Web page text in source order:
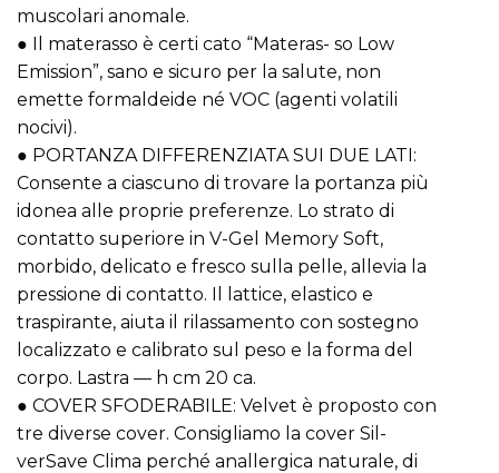
muscolari anomale.
● Il materasso è certi cato “Materas- so Low
Emission”, sano e sicuro per la salute, non
emette formaldeide né VOC (agenti volatili
nocivi).
● PORTANZA DIFFERENZIATA SUI DUE LATI:
Consente a ciascuno di trovare la portanza più
idonea alle proprie preferenze. Lo strato di
contatto superiore in V-Gel Memory Soft,
morbido, delicato e fresco sulla pelle, allevia la
pressione di contatto. Il lattice, elastico e
traspirante, aiuta il rilassamento con sostegno
localizzato e calibrato sul peso e la forma del
corpo. Lastra — h cm 20 ca.
● COVER SFODERABILE: Velvet è proposto con
tre diverse cover. Consigliamo la cover Sil-
verSave Clima perché anallergica naturale, di